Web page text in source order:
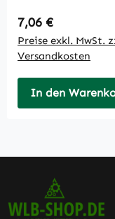
Regulärer Preis:
7,06 €
Preise exkl. MwSt.
Versandkosten
In den